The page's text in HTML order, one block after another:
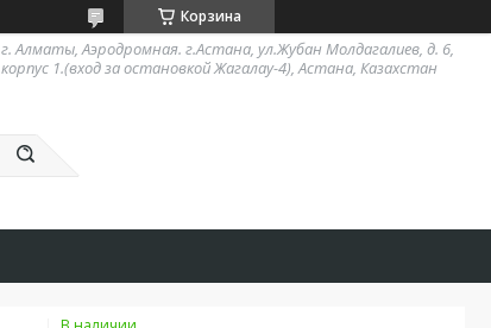
Корзина
г. Алматы, Аэродромная. г.Астана, ул.Жубан Молдагалиев, д. 6,
корпус 1.(вход за остановкой Жагалау-4), Астана, Казахстан